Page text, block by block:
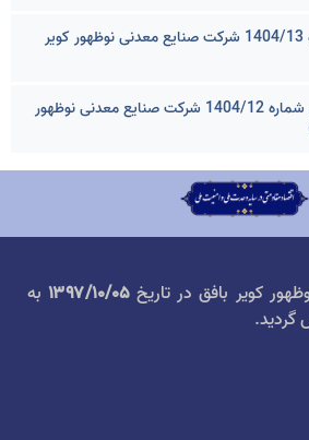
آگهی مزایده عمومی شماره 1404/13 شرکت صنایع معدنی نوظهور کویر
آگهی تمدید مزایده عمومی شماره 1404/12 شرکت صنایع معدنی نوظهور
کویر بافق در تاریخ ۱۳۹۷/۱۰/۰۵ به